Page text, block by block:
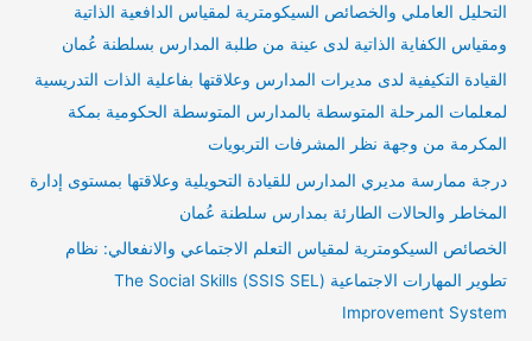
التحليل العاملي والخصائص السيكومترية لمقياس الدافعية الذاتية
ومقياس الكفاية الذاتية لدى عينة من طلبة المدارس بسلطنة عُمان
القيادة التكيفية لدى مديرات المدارس وعلاقتها بفاعلية الذات التدريسية
لمعلمات المرحلة المتوسطة بالمدارس المتوسطة الحكومية بمكة
المكرمة من وجهة نظر المشرفات التربويات
درجة ممارسة مديري المدارس للقيادة التحويلية وعلاقتها بمستوى إدارة
المخاطر والحالات الطارئة بمدارس سلطنة عُمان
الخصائص السيكومترية لمقياس التعلم الاجتماعي والانفعالي: نظام
تطوير المهارات الاجتماعية (SSIS SEL) The Social Skills
Improvement System